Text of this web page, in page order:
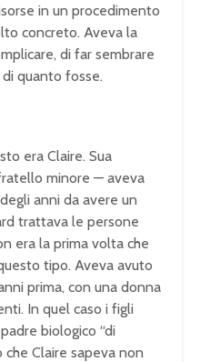
in un procedimento
concreto. Aveva la
di far sembrare
quanto fosse.
era Claire. Sua
minore — aveva
anni da avere un
trattava le persone
era la prima volta che
tipo. Aveva avuto
prima, con una donna
In quel caso i figli
biologico “di
che Claire sapeva non